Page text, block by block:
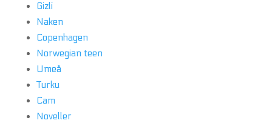
Gizli
Naken
Copenhagen
Norwegian teen
Umeå
Turku
Cam
Noveller